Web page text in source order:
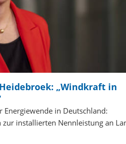
„Windkraft in
in Deutschland:
installierten Nennleistung an